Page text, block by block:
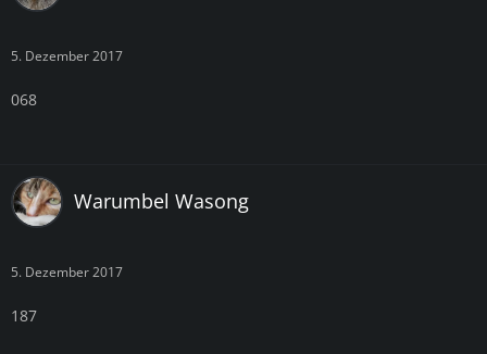
5. Dezember 2017
068
Warumbel Wasong
5. Dezember 2017
187